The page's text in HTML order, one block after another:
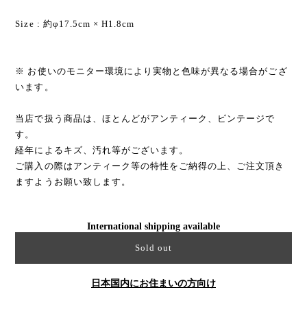
Size : 約φ17.5cm × H1.8cm
※ お使いのモニター環境により実物と色味が異なる場合がござ
います。
当店で扱う商品は、ほとんどがアンティーク、ビンテージで
す。
経年によるキズ、汚れ等がございます。
ご購入の際はアンティーク等の特性をご納得の上、ご注文頂き
ますようお願い致します。
International shipping available
Sold out
日本国内にお住まいの方向け